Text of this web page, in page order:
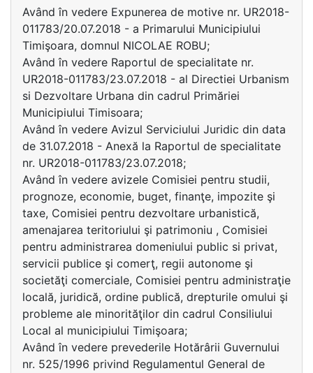
Având în vedere Expunerea de motive nr. UR2018-
011783/20.07.2018 - a Primarului Municipiului
Timişoara, domnul NICOLAE ROBU;
Având în vedere Raportul de specialitate nr.
UR2018-011783/23.07.2018 - al Directiei Urbanism
si Dezvoltare Urbana din cadrul Primăriei
Municipiului Timisoara;
Având în vedere Avizul Serviciului Juridic din data
de 31.07.2018 - Anexă la Raportul de specialitate
nr. UR2018-011783/23.07.2018;
Având în vedere avizele Comisiei pentru studii,
prognoze, economie, buget, finanţe, impozite şi
taxe, Comisiei pentru dezvoltare urbanistică,
amenajarea teritoriului şi patrimoniu , Comisiei
pentru administrarea domeniului public si privat,
servicii publice şi comerţ, regii autonome şi
societăţi comerciale, Comisiei pentru administraţie
locală, juridică, ordine publică, drepturile omului şi
probleme ale minorităţilor din cadrul Consiliului
Local al municipiului Timişoara;
Având în vedere prevederile Hotărârii Guvernului
nr. 525/1996 privind Regulamentul General de